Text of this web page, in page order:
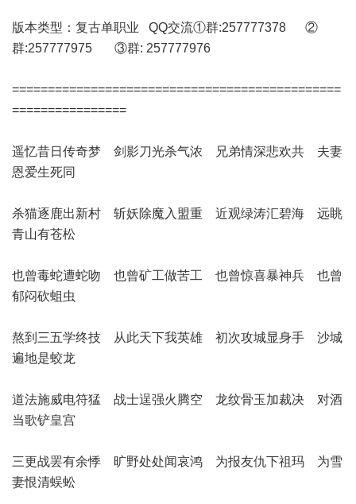
版本类型：复古单职业 QQ交流①群:257777378 ②
群:257777975 ③群: 257777976
==============================================
================
遥忆昔日传奇梦 剑影刀光杀气浓 兄弟情深悲欢共 夫妻
恩爱生死同
杀猫逐鹿出新村 斩妖除魔入盟重 近观绿涛汇碧海 远眺
青山有苍松
也曾毒蛇遭蛇吻 也曾矿工做苦工 也曾惊喜暴神兵 也曾
郁闷砍蛆虫
熬到三五学终技 从此天下我英雄 初次攻城显身手 沙城
遍地是蛟龙
道法施威电符猛 战士逞强火腾空 龙纹骨玉加裁决 对酒
当歌铲皇宫
三更战罢有余悸 旷野处处闻哀鸿 为报友仇下祖玛 为雪
妻恨清蜈蚣